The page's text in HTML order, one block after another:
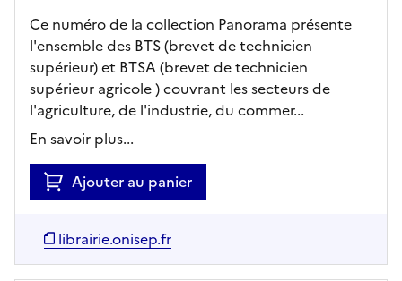
Ce numéro de la collection Panorama présente
l'ensemble des BTS (brevet de technicien
supérieur) et BTSA (brevet de technicien
supérieur agricole ) couvrant les secteurs de
l'agriculture, de l'industrie, du commer...
En savoir plus...
Ajouter au panier
librairie.onisep.fr